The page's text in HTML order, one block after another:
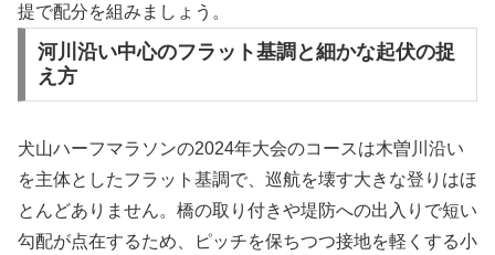
提で配分を組みましょう。
河川沿い中心のフラット基調と細かな起伏の捉
え方
犬山ハーフマラソンの2024年大会のコースは木曽川沿い
を主体としたフラット基調で、巡航を壊す大きな登りはほ
とんどありません。橋の取り付きや堤防への出入りで短い
勾配が点在するため、ピッチを保ちつつ接地を軽くする小